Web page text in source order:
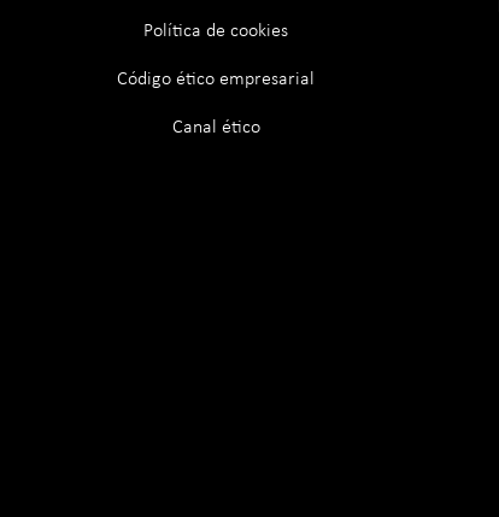
Política de cookies
Código ético empresarial
Canal ético